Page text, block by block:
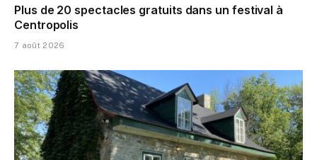
Plus de 20 spectacles gratuits dans un festival à
Centropolis
7 août 2026